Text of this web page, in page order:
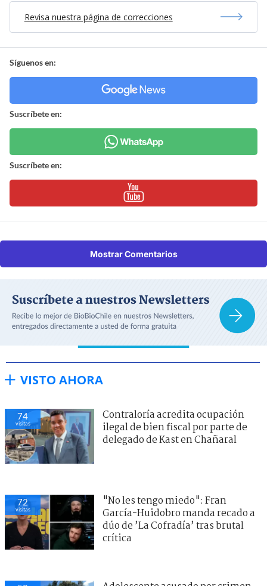
Revisa nuestra página de correcciones
Síguenos en:
Suscríbete en:
Suscríbete en:
Mostrar Comentarios
VISTO AHORA
72
visitas
"No les tengo miedo": Fran
García-Huidobro manda recado a
dúo de ’La Cofradía’ tras brutal
74
visitas
Contraloría acredita ocupación
ilegal de bien fiscal por parte de
delegado de Kast en Chañaral